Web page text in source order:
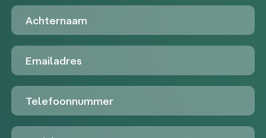
Achternaam
Emailadres
Telefoon
Untitled